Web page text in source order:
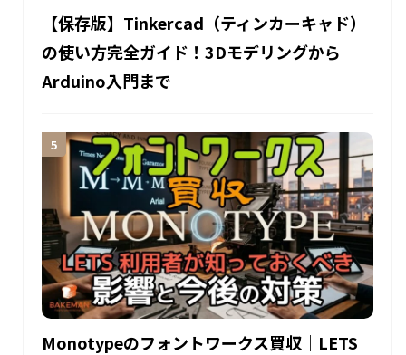
【保存版】Tinkercad（ティンカーキャド）
の使い方完全ガイド！3Dモデリングから
Arduino入門まで
Monotypeのフォントワークス買収｜LETS